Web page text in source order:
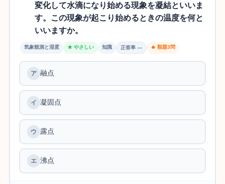
変化して水滴になり始める現象を凝結といいま
す。この現象が起こり始めるときの温度を何と
いいますか。
気象観測と湿度 ★ やさしい 知識 正答率 — 🔥 類題3問
融点
凝固点
露点
沸点